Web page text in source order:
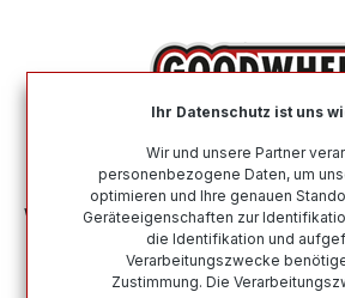
Winterreifen Nach Größe 215 55
Winterreifen in der Größe
Ihr Datenschutz ist uns
Wir und unsere Partner
personenbezogene Daten, um
optimieren und Ihre genauen
Geräteeigenschaften zur
die Identifikation und
Verarbeitungszwecke
Zustimmung. Die